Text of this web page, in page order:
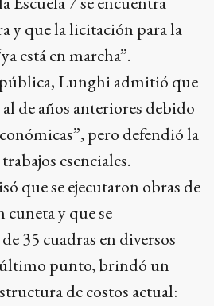
y que la licitación para la
está en marcha”.
Lunghi admitió que
de años anteriores debido
pero defendió la
esenciales.
que se ejecutaron obras de
cuneta y que se
35 cuadras en diversos
último punto, brindó un
de costos actual: